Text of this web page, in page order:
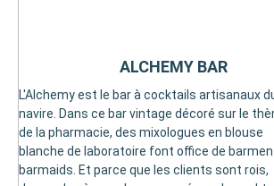
L'Alchemy est le bar à cocktails artisanaux
navire. Dans ce bar vintage décoré sur le
de la pharmacie, des mixologues en blouse
blanche de laboratoire font office de
barmaids. Et parce que les clients sont rois,
ALCHEMY BAR